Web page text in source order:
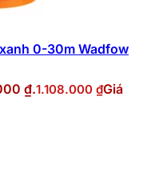
0-30m Wadfow
₫.1.108.000 ₫Giá